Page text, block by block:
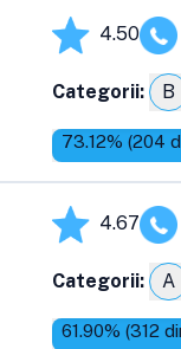
4.50
Categorii: B
73.12% (204
4.67
Categorii: A
61.90% (312